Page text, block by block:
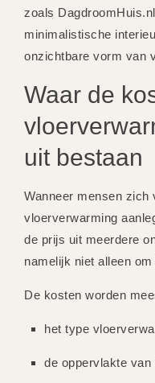
zoals
minimalistische
onzichtbare vorm van
Waar de
uit bestaan
Wanneer mensen zich
vloerverwarming
de prijs uit meerdere
namelijk niet alleen
De kosten worden
het type
de oppervlakte van